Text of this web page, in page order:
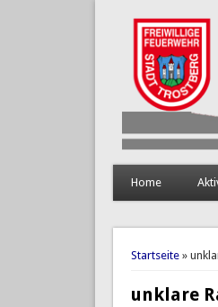
Home
Sie sind
Startseite»
unklare